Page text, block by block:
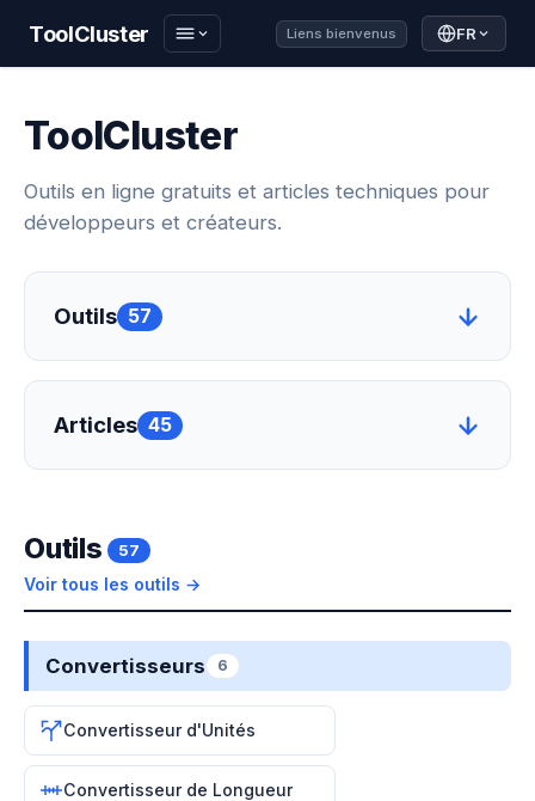
ToolCluster Liens bienvenus FR
ToolCluster
Outils en ligne gratuits et articles techniques pour
développeurs et créateurs.
Outils 57
Articles 45
Outils 57
Voir tous les outils →
Convertisseurs 6
Convertisseur d'Unités
Convertisseur de Longueur